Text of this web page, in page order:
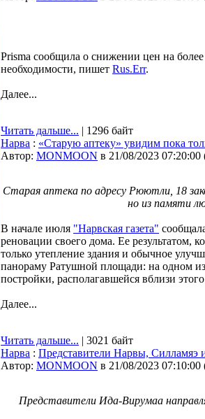
Prisma сообщила о снижении цен на
необходимости, пишет Rus.Err.
Далее...
Читать дальше... | 1296 байт
Нарва : «Старую аптеку» увидим пока
Автор: MONMOON в 21/08/2023 07:20:00
Cтарая аптека по адресу Рюютли, 18
но из памяти
В начале июля "Нарвская газета"
реновации своего дома. Ее результатом,
только утепление здания и обычное
панораму Ратушной площади: на одном из
постройки, располагавшейся вблизи
Далее...
Читать дальше... | 3021 байт
Нарва : Представители Нарвы, Силламяэ
Автор: MONMOON в 21/08/2023 07:10:00
Представители Ида-Вирумаа